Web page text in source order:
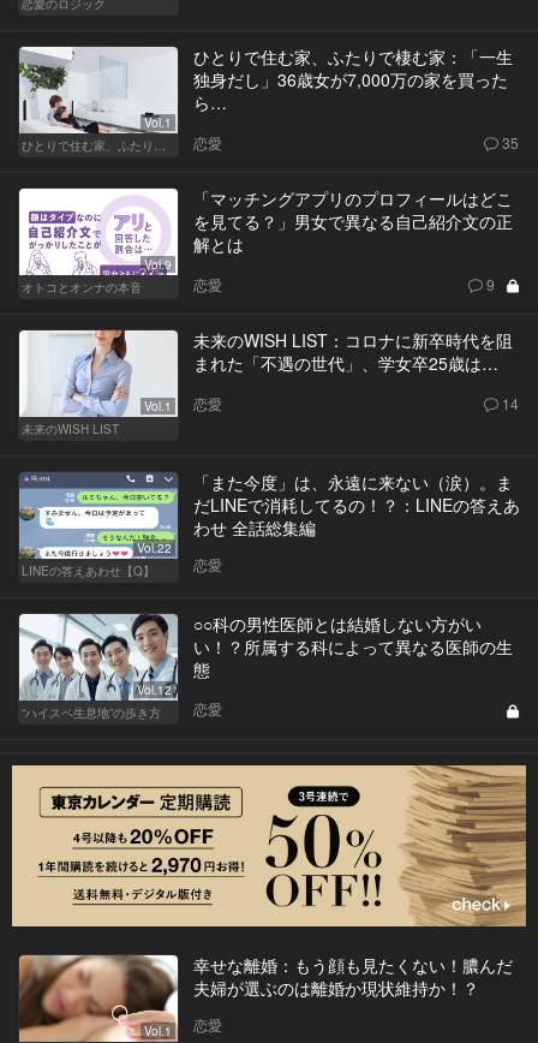
恋愛のロジック
Vol.1
ひとりで住む家、ふたりで棲む家
ひとりで住む家、ふたりで棲む家：「一生
独身だし」36歳女が7,000万の家を買った
ら…
恋愛 35
Vol.9
オトコとオンナの本音
「マッチングアプリのプロフィールはどこ
を見てる？」男女で異なる自己紹介文の正
解とは
恋愛 9
Vol.1
未来のWISH LIST
未来のWISH LIST：コロナに新卒時代を阻
まれた「不遇の世代」、学女卒25歳は…
恋愛 14
Vol.22
LINEの答えあわせ【Q】
「また今度」は、永遠に来ない（涙）。ま
だLINEで消耗してるの！？：LINEの答えあ
わせ 全話総集編
恋愛
Vol.12
“ハイスペ生息地”の歩き方
○○科の男性医師とは結婚しない方がい
い！？所属する科によって異なる医師の生
態
恋愛
Vol.1
幸せな離婚：もう顔も見たくない！膿んだ
夫婦が選ぶのは離婚か現状維持か！？
恋愛